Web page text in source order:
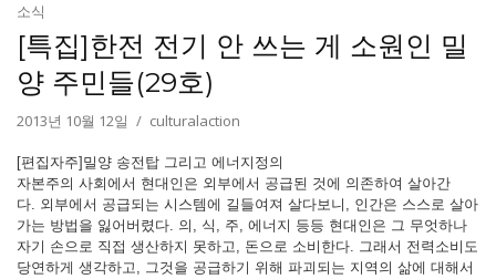
소식
[특집]한전 전기 안 쓰는 게 소원인 밀
양 주민들(29호)
2013년 10월 12일 culturalaction
[편집자주]밀양 송전탑 그리고 에너지정의
자본주의 사회에서 현대인은 외부에서 공급된 것에 의존하여 살아간
다. 외부에서 공급되는 시스템에 길들여져 살다보니, 인간은 스스로 살아
가는 방법을 잃어버렸다. 의, 식, 주, 에너지 등등 현대인은 그 무엇하나
자기 손으로 직접 생산하지 못하고, 돈으로 소비한다. 그래서 전력소비도
당연하게 생각하고, 그것을 공급하기 위해 파괴되는 지역의 삶에 대해서